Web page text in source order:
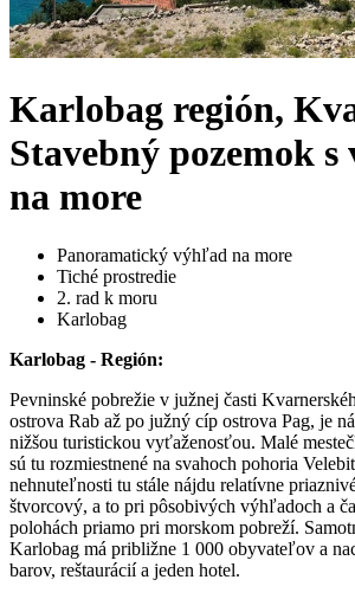
Karlobag región,
Stavebný pozemok
na more
Panoramatický výhľad na more
Tiché prostredie
2. rad k moru
Karlobag
Karlobag - Región:
Pevninské pobrežie v južnej časti
ostrova Rab až po južný cíp ostrova Pag, je
nižšou turistickou vyťaženosťou. Malé
sú tu rozmiestnené na svahoch pohoria
nehnuteľnosti tu stále nájdu relatívne
štvorcový, a to pri pôsobivých výhľadoch a
polohách priamo pri morskom pobreží.
Karlobag má približne 1 000 obyvateľov a
barov, reštaurácií a jeden hotel.